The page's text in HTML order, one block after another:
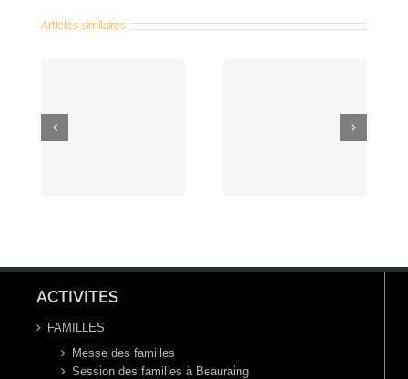
Articles similaires
Nouveau
livre du
ACTIVITES
FAMILLES
Messe des familles
Session des familles à Beauraing